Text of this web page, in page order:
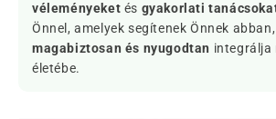
véleményeket és gyakorlati
Önnel, amelyek segítenek Önnek
magabiztosan és nyugodtan integrálja
életébe.